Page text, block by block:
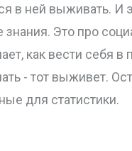
в ней выживать. И
Это про
как вести себя в
- тот выживет.
для статистики.